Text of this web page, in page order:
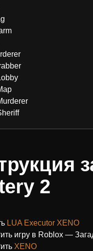
2
LUA Executor XENO
игру в Roblox —
XENO